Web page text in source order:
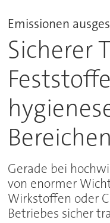
Emissionen
Sicherer
Bereichen
Gerade bei
von enormer
Wirkstoffen oder
Betriebes sicher